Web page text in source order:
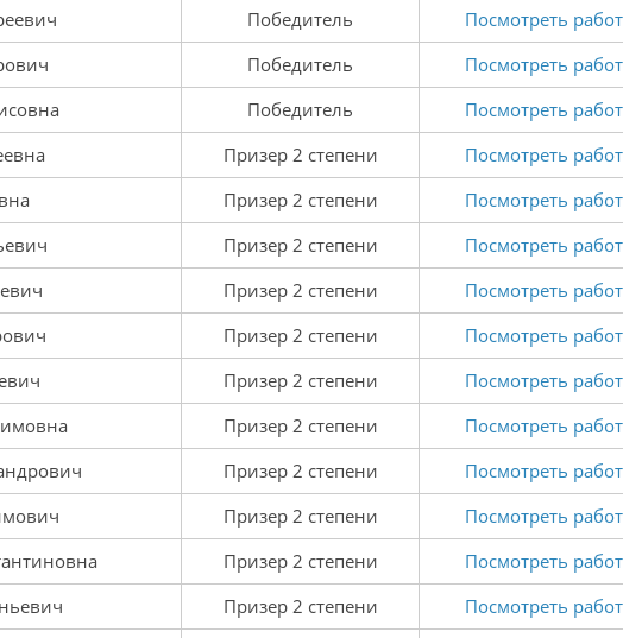
Победитель
Посмотреть
Победитель
Посмотреть
Победитель
Посмотреть
Призер 2 степени
Посмотреть
Призер 2 степени
Посмотреть
Призер 2 степени
Посмотреть
Призер 2 степени
Посмотреть
Призер 2 степени
Посмотреть
Призер 2 степени
Посмотреть
Призер 2 степени
Посмотреть
Призер 2 степени
Посмотреть
Призер 2 степени
Посмотреть
Призер 2 степени
Посмотреть
Призер 2 степени
Посмотреть